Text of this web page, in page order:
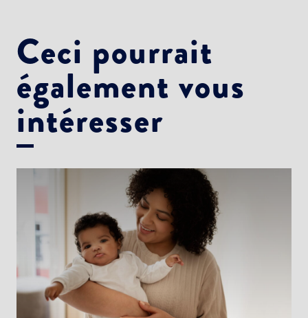
Ceci pourrait
également vous
intéresser